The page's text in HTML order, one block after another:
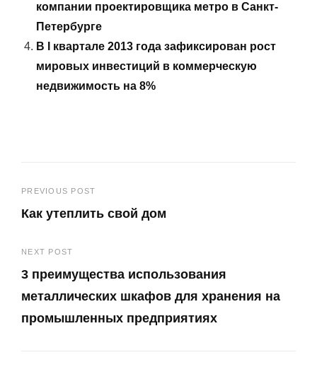
компании проектировщика метро в Санкт-
Петербурге
В I квартале 2013 года зафиксирован рост
мировых инвестиций в коммерческую
недвижимость на 8%
Навигация
по
записям
PREVIOUS POST
Как утеплить свой дом
Post
NEXT POST
3 преимущества использования
металлических шкафов для хранения на
промышленных предприятиях